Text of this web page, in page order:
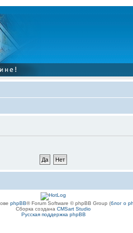
phpBB® Forum Software © phpBB Group (блог о
Сборка создана CMSart Studio
Русская поддержка phpBB